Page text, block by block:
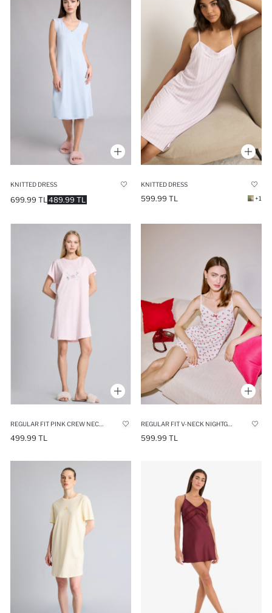
KNITTED DRESS
489.99 TL
699.99 TL
KNITTED DRESS
599.99 TL +1
REGULAR FIT PINK CREW NECK NIGHTGOWN
499.99 TL
REGULAR FIT V-NECK NIGHTGOWN
599.99 TL